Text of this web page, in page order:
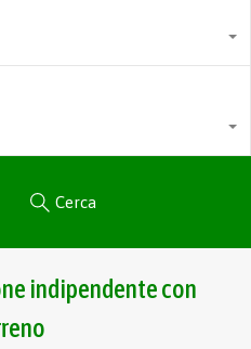
Cerca
indipendente con